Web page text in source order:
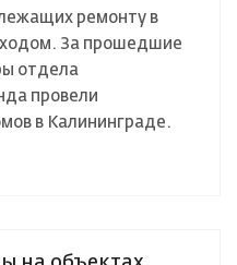
ремонту в
За прошедшие
отдела
провели
в Калининграде.